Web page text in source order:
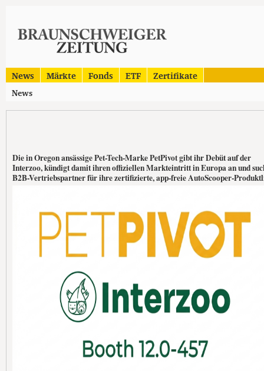
News Märkte Fonds ETF Zertifikate
News
Die in Oregon ansässige Pet-Tech-Marke PetPivot gibt ihr Debüt auf der
Interzoo, kündigt damit ihren offiziellen Markteintritt in Europa an und
B2B-Vertriebspartner für ihre zertifizierte, app-freie AutoScooper-